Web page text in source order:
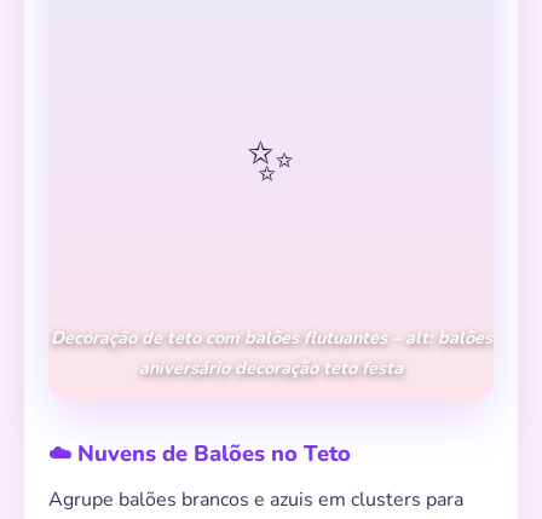
✨
Decoração de teto com balões flutuantes – alt: balões
aniversário decoração teto festa
☁️ Nuvens de Balões no Teto
Agrupe balões brancos e azuis em clusters para